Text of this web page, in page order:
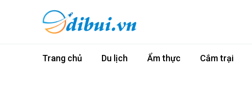
Trang chủ Du lịch Ẩm thực Cắm trại